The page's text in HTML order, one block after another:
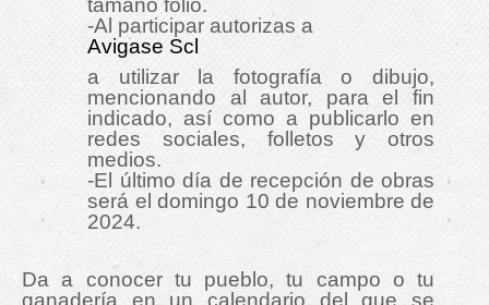
-Al participar autorizas a
Avigase Scl
a utilizar la fotografía o dibujo,
mencionando al autor, para el fin
indicado, así como a publicarlo en
redes sociales, folletos y otros
medios.
-El último día de recepción de obras
será el domingo 10 de noviembre de
2024.
Da a conocer tu pueblo, tu campo o tu
ganadería en un calendario del que se